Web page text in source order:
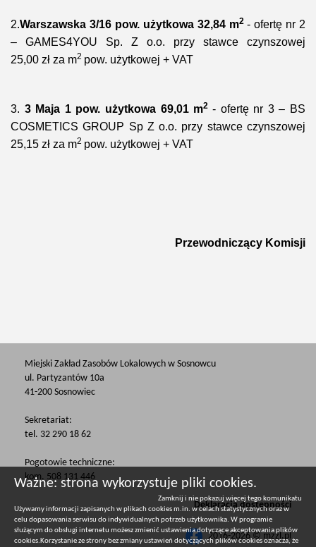
2.Warszawska 3/16 pow. użytkowa 32,84 m2 - ofertę nr 2
– GAMES4YOU Sp. Z o.o. przy stawce czynszowej
25,00 zł za m2 pow. użytkowej + VAT
3. 3 Maja 1 pow. użytkowa 69,01 m2 - ofertę nr 3 – BS
COSMETICS GROUP Sp Z o.o. przy stawce czynszowej
25,15 zł za m2 pow. użytkowej + VAT
Przewodniczący Komisji
Miejski Zakład Zasobów Lokalowych w Sosnowcu
ul. Partyzantów 10a
41-200 Sosnowiec
Sekretariat:
tel. 32 290 18 62
Pogotowie techniczne:
kom. 508 131 446
Deklaracja dostępności
2016-2026 © mzzl.pl
Ważne: strona wykorzystuje pliki cookies.
Zamknij i nie pokazuj więcej tego komunikatu
Używamy informacji zapisanych w plikach cookies m.in. w celach statystycznych oraz w
celu dopasowania serwisu do indywidualnych potrzeb użytkownika. W programie
służącym do obsługi internetu możesz zmienić ustawienia dotyczące akceptowania plików
cookies.Korzystanie ze strony bez zmiany ustawień dotyczących plików cookies oznacza, że